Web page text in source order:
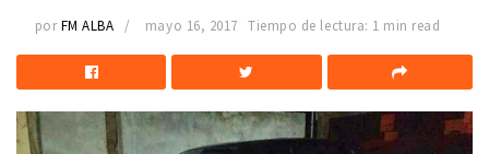
por FM ALBA mayo 16, 2017 Tiempo de lectura: 1 min read